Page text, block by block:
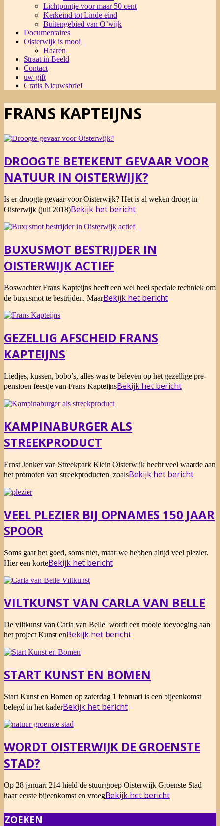
Lichtpuntje voor maar 50 cent
Kerkeind tot Linde eind
Buitengebied van O’wijk
Documentaires
Oisterwijk is mooi
Haaren
Straat in Beeld
Contact
uw gift
Gratis Nieuwsbrief
FRANS KAPTEIJNS
DROOGTE BETEKENT GEVAAR VOOR
NATUUR IN OISTERWIJK?
2018-
07-
Is er droogte gevaar voor Oisterwijk? Het is al weken droog in
Oisterwijk (juli 2018)Bekijk het bericht
BUXUSMOT BESTRIJDER IN
OISTERWIJK ACTIEF
2018-
07-
Boswachter Frans Kapteijns heeft een wel heel speciale techniek om
de buxusmot te bestrijden. MaarBekijk het bericht
GEZELLIG AFSCHEID FRANS
KAPTEIJNS
2016-
10-
03
Liedjes, kussen, bobo’s, alles was te beleven op het gezellige pre-
pensioen feestje van Frans KapteijnsBekijk het bericht
KAMPINABURGER ALS
STREEKPRODUCT
2016-
03-
Ernst Jonker van Streekpark Klein Oisterwijk hecht veel waarde aan
het promoten van streekproducten, zoalsBekijk het bericht
VEEL PLEZIER BIJ OPNAMES 150 JAAR
SPOOR
2015-
05-
Soms gaat het goed, soms niet, maar we hebben altijd veel plezier.
Hier een korteBekijk het bericht
VILTKUNST VAN CARLA VAN BELLE
2014-
04-
De viltkunst van Carla van Belle wordt een mooie toevoeging aan
het project Kunst enBekijk het bericht
START KUNST EN BOMEN
2014-
02-
Start Kunst en Bomen op zaterdag 1 februari is een bijeenkomst
belegd in het kaderBekijk het bericht
WORDT OISTERWIJK DE GROENSTE
STAD?
2014-
01-
Op 28 januari 214 hield de stuurgroep Oisterwijk Groenste Stad
haar eerste bijeenkomst en vroegBekijk het bericht
ZOEKEN